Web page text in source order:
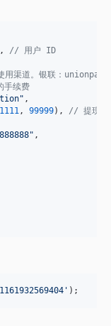
, // 用户 ID
渠道。银联：unionpay
手续费
" ,
, 99999), // 提现订
" ,
' );